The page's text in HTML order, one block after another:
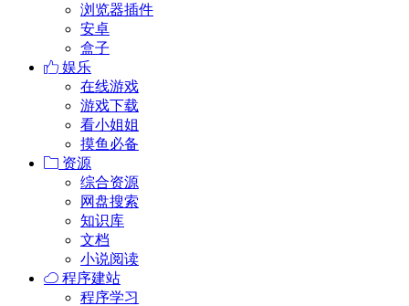
浏览器插件
安卓
盒子
娱乐
在线游戏
游戏下载
看小姐姐
摸鱼必备
资源
综合资源
网盘搜索
知识库
文档
小说阅读
程序建站
程序学习